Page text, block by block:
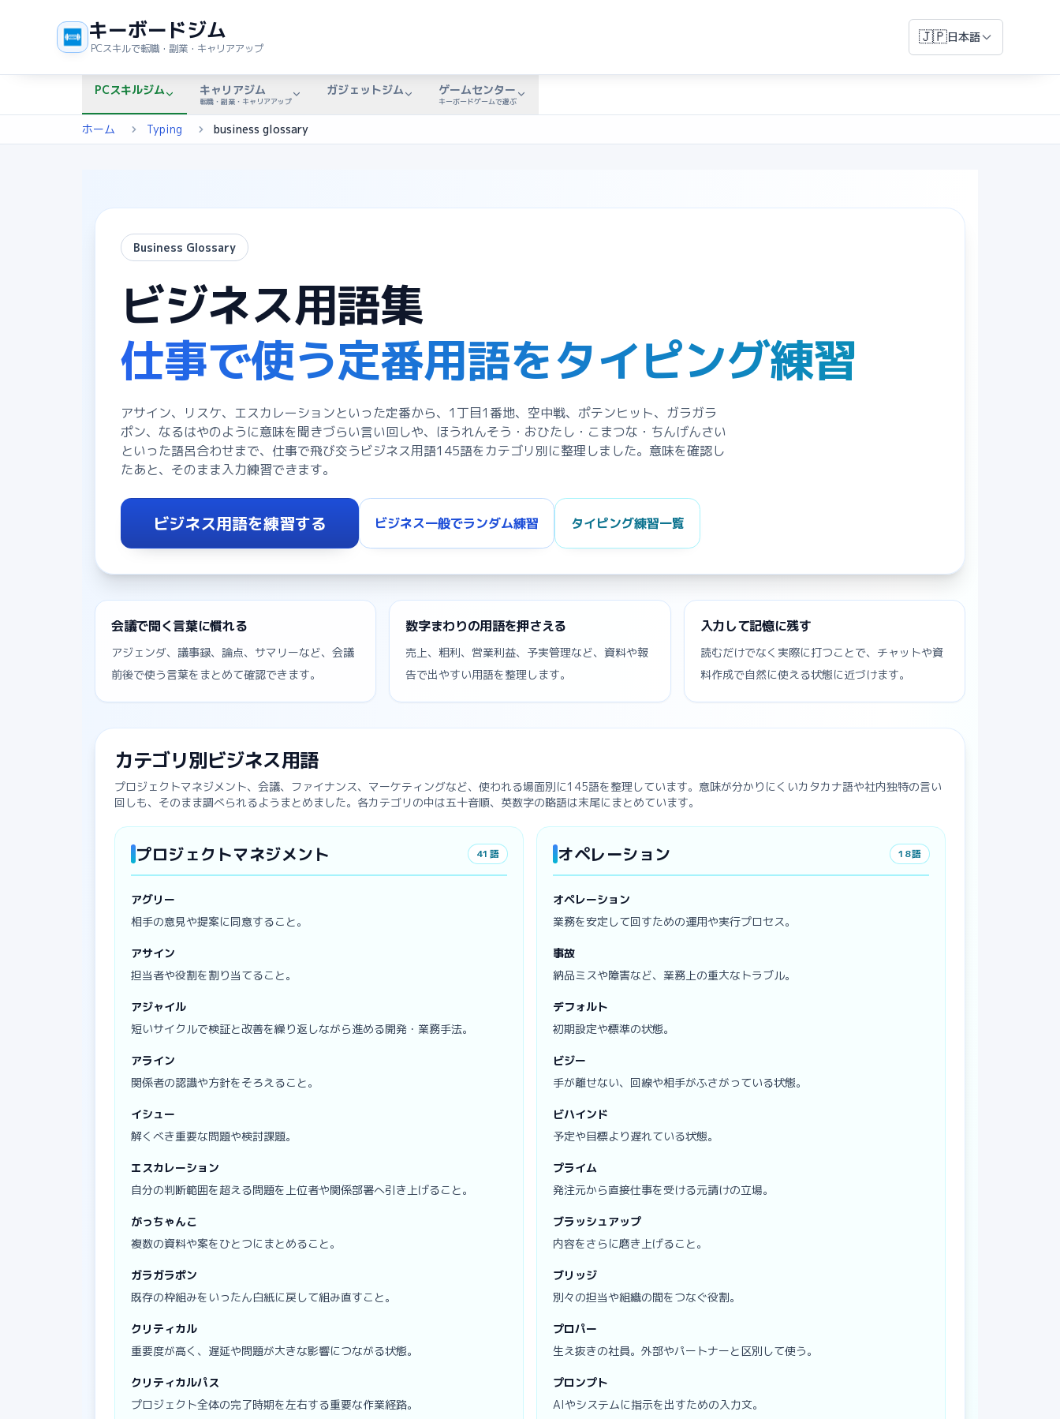
キーボードジム
PCスキルで転職・副業・キャリアアップ
🇯🇵日本語
PCスキルジム キャリアジム
転職・副業・キャリアアップ
ガジェットジム ゲームセンター
キーボードゲームで遊ぶ
ホーム Typing business glossary
Business Glossary
ビジネス用語集
仕事で使う定番用語をタイピング練習
アサイン、リスケ、エスカレーションといった定番から、1丁目1番地、空中戦、ポテンヒット、ガラガラ
ポン、なるはやのように意味を聞きづらい言い回しや、ほうれんそう・おひたし・こまつな・ちんげんさい
といった語呂合わせまで、仕事で飛び交うビジネス用語145語をカテゴリ別に整理しました。意味を確認し
たあと、そのまま入力練習できます。
ビジネス用語を練習する ビジネス一般でランダム練習 タイピング練習一覧
会議で聞く言葉に慣れる
アジェンダ、議事録、論点、サマリーなど、会議
前後で使う言葉をまとめて確認できます。
数字まわりの用語を押さえる
売上、粗利、営業利益、予実管理など、資料や報
告で出やすい用語を整理します。
入力して記憶に残す
読むだけでなく実際に打つことで、チャットや資
料作成で自然に使える状態に近づけます。
カテゴリ別ビジネス用語
プロジェクトマネジメント、会議、ファイナンス、マーケティングなど、使われる場面別に145語を整理しています。意味が分かりにくいカタカナ語や社内独特の言い
回しも、そのまま調べられるようまとめました。各カテゴリの中は五十音順、英数字の略語は末尾にまとめています。
プロジェクトマネジメント 41 語
アグリー
相手の意見や提案に同意すること。
アサイン
担当者や役割を割り当てること。
アジャイル
短いサイクルで検証と改善を繰り返しながら進める開発・業務手法。
アライン
関係者の認識や方針をそろえること。
イシュー
解くべき重要な問題や検討課題。
エスカレーション
自分の判断範囲を超える問題を上位者や関係部署へ引き上げること。
がっちゃんこ
複数の資料や案をひとつにまとめること。
ガラガラポン
既存の枠組みをいったん白紙に戻して組み直すこと。
クリティカル
重要度が高く、遅延や問題が大きな影響につながる状態。
クリティカルパス
プロジェクト全体の完了時期を左右する重要な作業経路。
オペレーション 18語
オペレーション
業務を安定して回すための運用や実行プロセス。
事故
納品ミスや障害など、業務上の重大なトラブル。
デフォルト
初期設定や標準の状態。
ビジー
手が離せない、回線や相手がふさがっている状態。
ビハインド
予定や目標より遅れている状態。
プライム
発注元から直接仕事を受ける元請けの立場。
ブラッシュアップ
内容をさらに磨き上げること。
ブリッジ
別々の担当や組織の間をつなぐ役割。
プロパー
生え抜きの社員。外部やパートナーと区別して使う。
プロンプト
AIやシステムに指示を出すための入力文。